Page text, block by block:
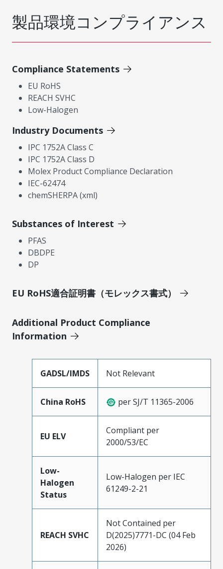
製品環境コンプライアンス
Compliance Statements
EU RoHS
REACH SVHC
Low-Halogen
Industry Documents
IPC 1752A Class C
IPC 1752A Class D
Molex Product Compliance Declaration
IEC-62474
chemSHERPA (xml)
Substances of Interest
PFAS
DBDPE
DP
EU RoHS適合証明書（モレックス書式）
Additional Product Compliance
Information
GADSL/IMDS Not Relevant
China RoHS per SJ/T 11365-2006
EU ELV
Compliant per
2000/53/EC
Low-
Halogen
Status
Low-Halogen per IEC
61249-2-21
REACH SVHC
Not Contained per
D(2025)7771-DC (04 Feb
2026)